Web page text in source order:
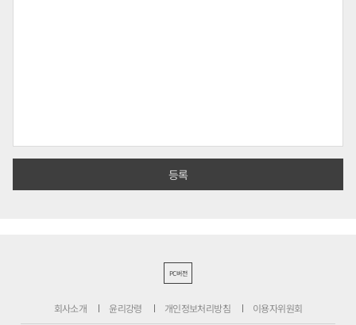
PC버전
회사소개 윤리강령 개인정보처리방침 이용자위원회